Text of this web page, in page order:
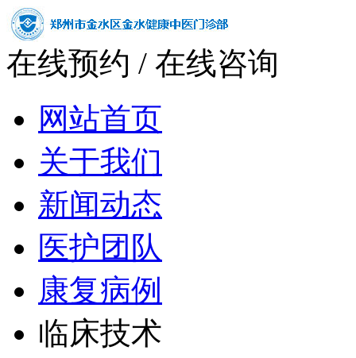
在线预约 / 在线咨询
网站首页
关于我们
新闻动态
医护团队
康复病例
临床技术